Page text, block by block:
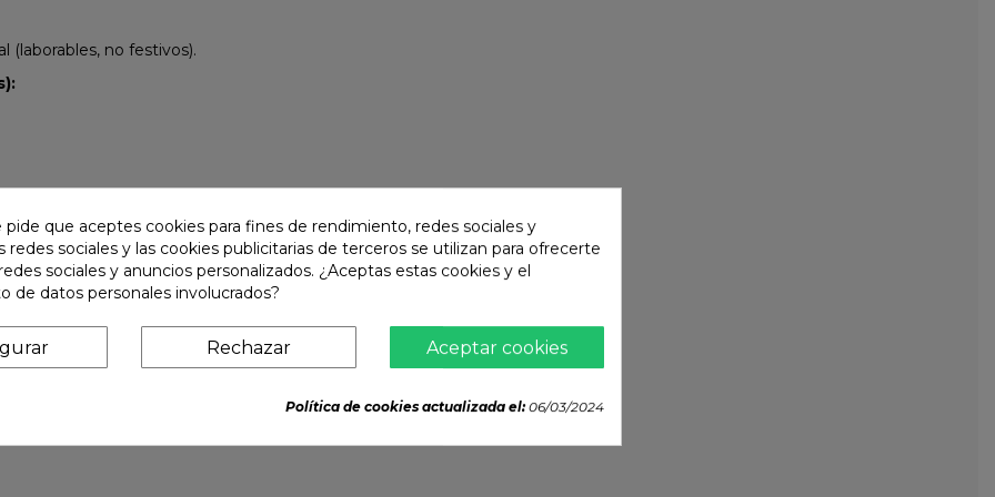
(laborables, no festivos).
que aceptes cookies para fines de rendimiento, redes sociales y
redes sociales y las cookies publicitarias de terceros se utilizan para ofrecerte
sociales y anuncios personalizados. ¿Aceptas estas cookies y el
de datos personales involucrados?
Aceptar cookies
Rechazar
Política de cookies actualizada el:06/03/2024